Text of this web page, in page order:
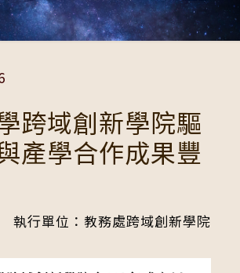
跨域創新學院驅
產學合作成果豐
執行單位：教務處跨域創新學院